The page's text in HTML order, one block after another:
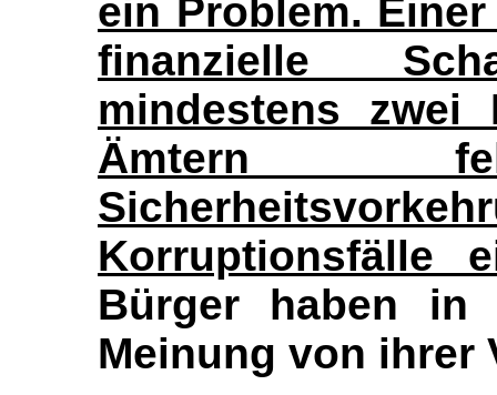
ein Problem.
finanzielle
mindestens zwei
Ämtern
Korruptionsfälle
Bürger haben in
Meinung von ihrer